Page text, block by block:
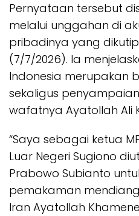
Pernyataan tersebut
melalui unggahan di
pribadinya yang
(7/7/2026). Ia
Indonesia merupakan
sekaligus
wafatnya Ayatollah Ali
“Saya sebagai ketua
Luar Negeri Sugiono
Prabowo Subianto
pemakaman
Iran Ayatollah